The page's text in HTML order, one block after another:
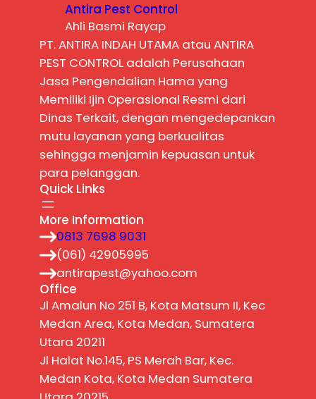
Antira Pest Control
Ahli Basmi Rayap
PT. ANTIRA INDAH UTAMA atau ANTIRA
PEST CONTROL adalah Perusahaan
Jasa Pengendalian Hama yang
Memiliki Ijin Operasional Resmi dari
Dinas Terkait, dengan mengedepankan
mutu layanan yang berkualitas
sehingga menjamin kepuasan untuk
para pelanggan.
Quick Links
More Information
0813 7698 9031
(061) 42905995
antirapest@yahoo.com
Office
Jl Amalun No 251 B, Kota Matsum II, Kec
Medan Area, Kota Medan, Sumatera
Utara 20211
Jl Halat No.145, PS Merah Bar, Kec.
Medan Kota, Kota Medan Sumatera